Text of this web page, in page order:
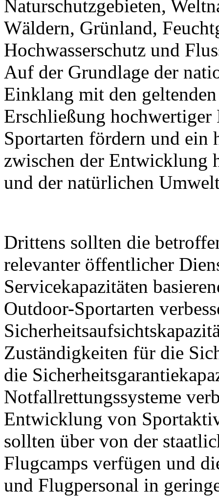
Naturschutzgebieten,
Wäldern, Grünland,
Hochwasserschutz und
Auf der Grundlage der
Einklang mit den
Erschließung
Sportarten fördern und ein
zwischen der Entwicklung
und der natürlichen
Drittens sollten die
relevanter öffentlicher
Servicekapazitäten
Outdoor-Sportarten
Zuständigkeiten für die
die
Notfallrettungssysteme
Entwicklung von
sollten über von der
Flugcamps verfügen und
und Flugpersonal in